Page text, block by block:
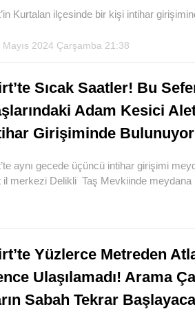
Kurtalan ilçesinde bir kişi intihar
Mayıs 2024 Çarşamba 21:38
Sıcak Saatler! Bu
Adam Kesici
Girişiminde Bulunuyor
aynı gecede üçüncü intihar girişimi
il merkezi Delikli Taş Mevkiinde meydana
Yüzlerce Metreden
Ulaşılamadı! Arama
Sabah Tekrar